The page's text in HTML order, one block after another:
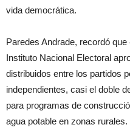
vida democrática.
Paredes Andrade, recordó
Instituto Nacional Electoral
distribuidos entre los partidos
independientes, casi el doble
para programas de
agua potable en zonas rurales.